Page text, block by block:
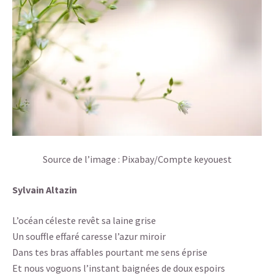
Source de l’image : Pixabay/Compte keyouest
Sylvain Altazin
L’océan céleste revêt sa laine grise
Un souffle effaré caresse l’azur miroir
Dans tes bras affables pourtant me sens éprise
Et nous voguons l’instant baignées de doux espoirs